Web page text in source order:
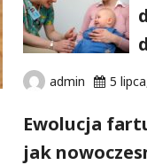
admin 5
Ewolucja
jak